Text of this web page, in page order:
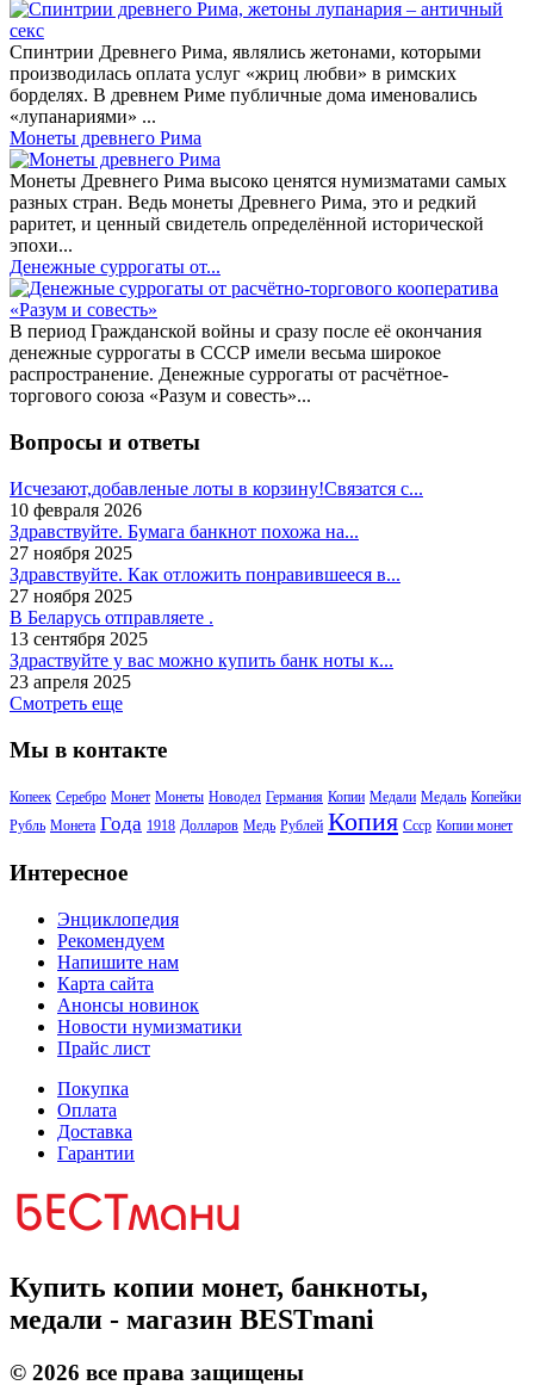
Спинтрии Древнего Рима, являлись жетонами, которыми
производилась оплата услуг «жриц любви» в римских
борделях. В древнем Риме публичные дома именовались
«лупанариями» ...
Монеты древнего Рима
Монеты Древнего Рима высоко ценятся нумизматами самых
разных стран. Ведь монеты Древнего Рима, это и редкий
раритет, и ценный свидетель определённой исторической
эпохи...
Денежные суррогаты от...
В период Гражданской войны и сразу после её окончания
денежные суррогаты в СССР имели весьма широкое
распространение. Денежные суррогаты от расчётное-
торгового союза «Разум и совесть»...
Вопросы и ответы
Исчезают,добавленые лоты в корзину!Связатся с...
10 февраля 2026
Здравствуйте. Бумага банкнот похожа на...
27 ноября 2025
Здравствуйте. Как отложить понравившееся в...
27 ноября 2025
В Беларусь отправляете .
13 сентября 2025
Здраствуйте у вас можно купить банк ноты к...
23 апреля 2025
Смотреть еще
Мы в контакте
Копеек Серебро Монет Монеты Новодел Германия Копии Медали Медаль Копейки
Рубль Монета Года 1918 Долларов Медь Рублей Копия Ссср Копии монет
Интересное
Энциклопедия
Рекомендуем
Напишите нам
Карта сайта
Анонсы новинок
Новости нумизматики
Прайс лист
Покупка
Оплата
Доставка
Гарантии
Купить копии монет, банкноты,
медали - магазин BESTmani
© 2026 все права защищены